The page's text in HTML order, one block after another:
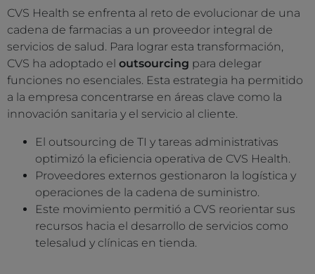
CVS Health se enfrenta al reto de evolucionar de una
cadena de farmacias a un proveedor integral de
servicios de salud. Para lograr esta transformación,
CVS ha adoptado el outsourcing para delegar
funciones no esenciales. Esta estrategia ha permitido
a la empresa concentrarse en áreas clave como la
innovación sanitaria y el servicio al cliente.
El outsourcing de TI y tareas administrativas
optimizó la eficiencia operativa de CVS Health.
Proveedores externos gestionaron la logística y
operaciones de la cadena de suministro.
Este movimiento permitió a CVS reorientar sus
recursos hacia el desarrollo de servicios como
telesalud y clínicas en tienda.